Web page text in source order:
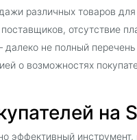
различных товаров
отсутствие
не полный
о возможностях
на
эффективный